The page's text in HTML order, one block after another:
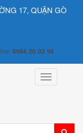
17, QUẬN GÒ
0984.20.02.94
Toggle
navigation